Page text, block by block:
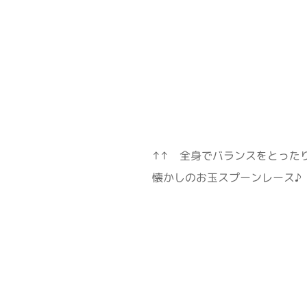
↑↑ 全身でバランスをとった
懐かしのお玉スプーンレース♪